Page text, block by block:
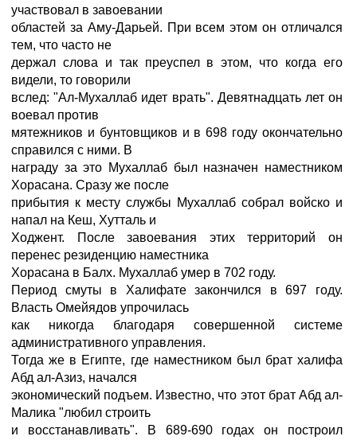
участвовал в завоевании
областей за Аму-Дарьей. При всем этом он отличался
тем, что часто не
держал слова и так преуспел в этом, что когда его
видели, то говорили
вслед: "Ал-Мухаллаб идет врать". Девятнадцать лет он
воевал против
мятежников и бунтовщиков и в 698 году окончательно
справился с ними. В
награду за это Мухаллаб был назначен наместником
Хорасана. Сразу же после
прибытия к месту службы Мухаллаб собрал войско и
напал на Кеш, Хутталь и
Ходжент. После завоевания этих территорий он
перенес резиденцию наместника
Хорасана в Балх. Мухаллаб умер в 702 году.
Период смуты в Халифате закончился в 697 году.
Власть Омейядов упрочилась
как никогда благодаря совершенной системе
административного управления.
Тогда же в Египте, где наместником был брат халифа
Абд ал-Азиз, начался
экономический подъем. Известно, что этот брат Абд ал-
Малика "любил строить
и восстанавливать". В 689-690 годах он построил